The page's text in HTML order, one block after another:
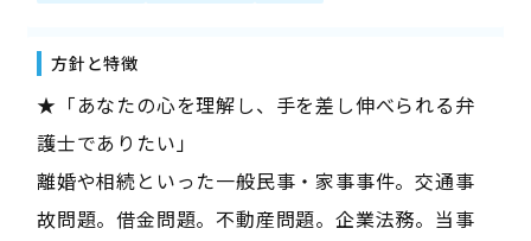
方針と特徴
★「あなたの心を理解し、手を差し伸べられる弁
護士でありたい」
離婚や相続といった一般民事・家事事件。交通事
故問題。借金問題。不動産問題。企業法務。当事